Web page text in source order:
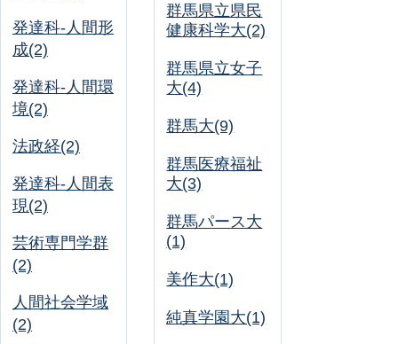
発達科-人間形
成(2)
発達科-人間環
境(2)
法政経(2)
発達科-人間表
現(2)
芸術専門学群
(2)
人間社会学域
(2)
群馬県立県民
健康科学大(2)
群馬県立女子
大(4)
群馬大(9)
群馬医療福祉
大(3)
群馬パース大
(1)
美作大(1)
純真学園大(1)